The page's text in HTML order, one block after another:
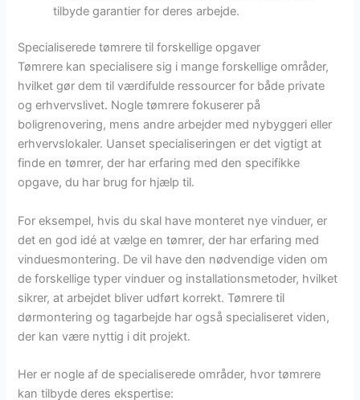
tilbyde garantier for deres arbejde.
Specialiserede tømrere til forskellige opgaver
Tømrere kan specialisere sig i mange forskellige områder,
hvilket gør dem til værdifulde ressourcer for både private
og erhvervslivet. Nogle tømrere fokuserer på
boligrenovering, mens andre arbejder med nybyggeri eller
erhvervslokaler. Uanset specialiseringen er det vigtigt at
finde en tømrer, der har erfaring med den specifikke
opgave, du har brug for hjælp til.
For eksempel, hvis du skal have monteret nye vinduer, er
det en god idé at vælge en tømrer, der har erfaring med
vinduesmontering. De vil have den nødvendige viden om
de forskellige typer vinduer og installationsmetoder, hvilket
sikrer, at arbejdet bliver udført korrekt. Tømrere til
dørmontering og tagarbejde har også specialiseret viden,
der kan være nyttig i dit projekt.
Her er nogle af de specialiserede områder, hvor tømrere
kan tilbyde deres ekspertise: